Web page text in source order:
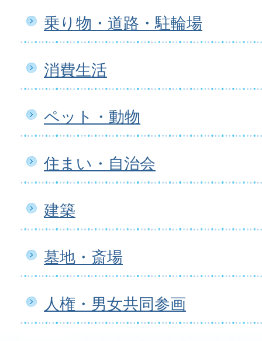
乗り物・道路・駐輪場
消費生活
ペット・動物
住まい・自治会
建築
墓地・斎場
人権・男女共同参画